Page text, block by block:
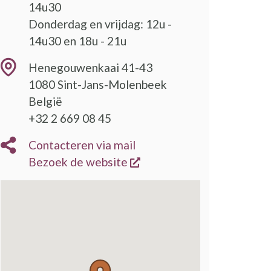
14u30
Donderdag en vrijdag: 12u -
14u30 en 18u - 21u
Henegouwenkaai 41-43
1080Sint-Jans-Molenbeek
België
+32 2 669 08 45
Contacteren via mail
Bezoek de website
opent een nieuw venster